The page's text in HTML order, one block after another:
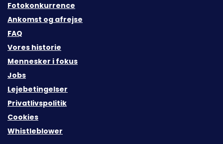
Fotokonkurrence
Ankomst og afrejse
FAQ
Vores historie
Mennesker i fokus
Jobs
Lejebetingelser
Privatlivspolitik
Cookies
Whistleblower